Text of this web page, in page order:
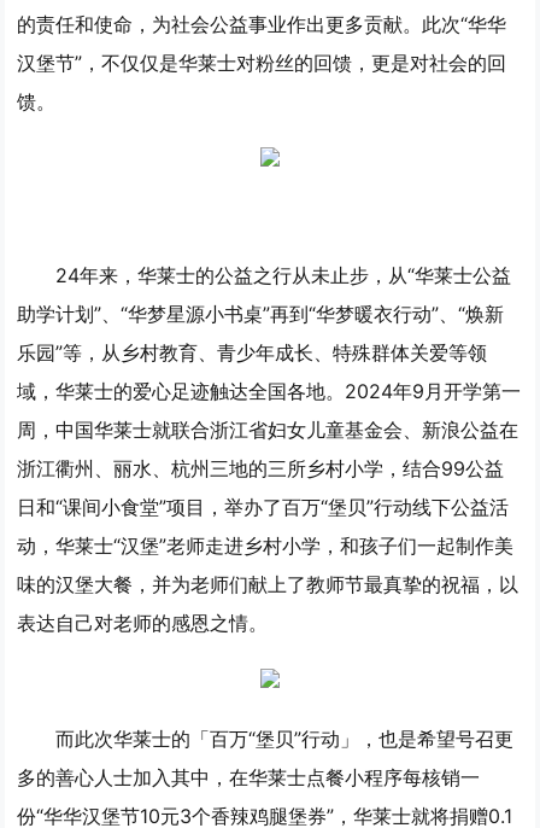
的责任和使命，为社会公益事业作出更多贡献。此次“华华
汉堡节”，不仅仅是华莱士对粉丝的回馈，更是对社会的回
馈。
24年来，华莱士的公益之行从未止步，从“华莱士公益
助学计划”、“华梦星源小书桌”再到“华梦暖衣行动”、“焕新
乐园”等，从乡村教育、青少年成长、特殊群体关爱等领
域，华莱士的爱心足迹触达全国各地。2024年9月开学第一
周，中国华莱士就联合浙江省妇女儿童基金会、新浪公益在
浙江衢州、丽水、杭州三地的三所乡村小学，结合99公益
日和“课间小食堂”项目，举办了百万“堡贝”行动线下公益活
动，华莱士“汉堡”老师走进乡村小学，和孩子们一起制作美
味的汉堡大餐，并为老师们献上了教师节最真挚的祝福，以
表达自己对老师的感恩之情。
而此次华莱士的「百万“堡贝”行动」，也是希望号召更
多的善心人士加入其中，在华莱士点餐小程序每核销一
份“华华汉堡节10元3个香辣鸡腿堡券”，华莱士就将捐赠0.1